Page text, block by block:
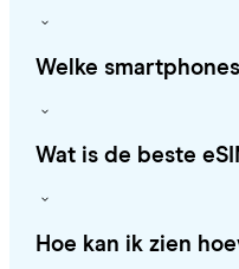
Welke
Wat is de beste
Hoe kan ik zien